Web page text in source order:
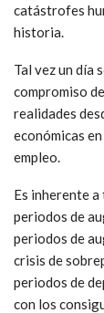
catástrofes
historia.
Tal vez un día
compromiso
realidades
económicas
empleo.
Es inherente
periodos de
periodos de
crisis de
periodos de
con los